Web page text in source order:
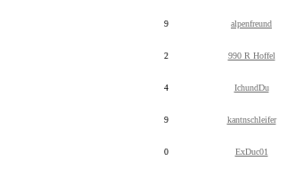
9 alpenfreund
2 990 R Hoffel
4 IchundDu
9 kantnschleifer
0 ExDuc01